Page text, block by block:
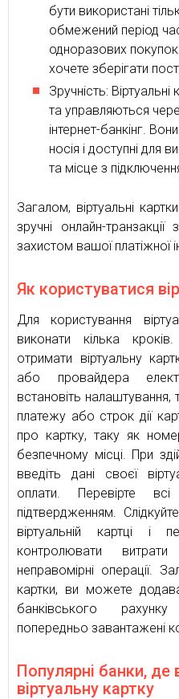
бути використані
обмежений період
одноразових
хочете зберігати
Зручність:
та управляються
інтернет-банкінг.
носія і доступні для
та місце з
Загалом, віртуальні
зручні онлайн-
захистом вашої платіжної
Як користуватися
Для користування
виконати кілька
отримати віртуальну
або провайдера
встановіть
платежу або строк дії
про картку, таку як
безпечному місці. При
введіть дані своєї
оплати. Перевірте
підтвердженням.
віртуальній картці і
контролювати
неправомірні операції.
картки, ви можете
банківського
попередньо завантажені
Популярні банки,
віртуальну картку